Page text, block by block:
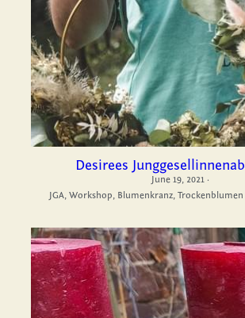
Desirees
June 19, 2021 ·
JGA, Workshop, Blumenkranz,